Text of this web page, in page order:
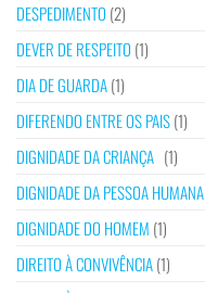
DESPEDIMENTO (2)
DEVER DE RESPEITO (1)
DIA DE GUARDA(1)
DIFERENDO ENTRE OS PAIS(1)
DIGNIDADE DA CRIANÇA (1)
DIGNIDADE DA PESSOA HUMANA
DIGNIDADE DO HOMEM (1)
DIREITO À CONVIVÊNCIA(1)